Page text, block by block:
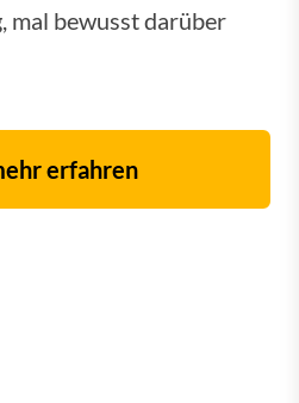
mal bewusst darüber
erfahren